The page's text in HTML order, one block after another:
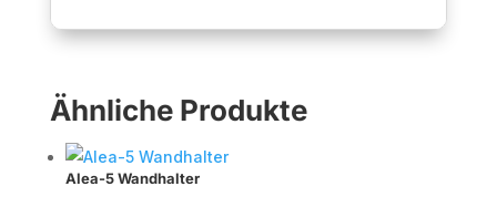
Ähnliche Produkte
Alea-5 Wandhalter